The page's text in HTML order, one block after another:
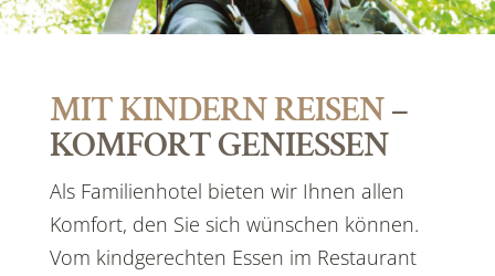
MIT KINDERN REISEN–
KOMFORT GENIESSEN
Als Familienhotel bieten wir Ihnen allen
Komfort, den Sie sich wünschen können.
Vom kindgerechten Essen im Restaurant